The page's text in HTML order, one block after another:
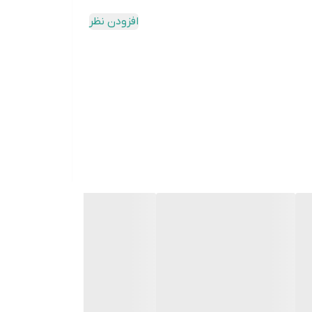
افزودن نظر